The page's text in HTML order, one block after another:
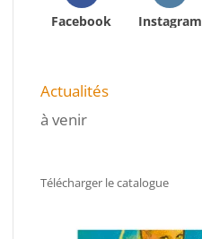
Facebook Instagram
Actualités
à venir
Télécharger le catalogue